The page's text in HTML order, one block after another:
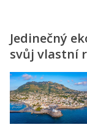
Jedinečný
svůj vlastní